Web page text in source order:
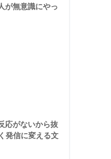
が無意識にやっ
応がないから抜
発信に変える文